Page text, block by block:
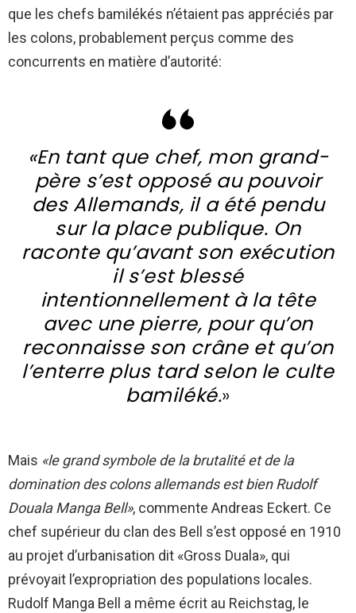
que les chefs bamilékés n’étaient pas appréciés par
les colons, probablement perçus comme des
concurrents en matière d’autorité:
«En tant que chef, mon grand-
père s’est opposé au pouvoir
des Allemands, il a été pendu
sur la place publique. On
raconte qu’avant son exécution
il s’est blessé
intentionnellement à la tête
avec une pierre, pour qu’on
reconnaisse son crâne et qu’on
l’enterre plus tard selon le culte
bamiléké.»
Mais «le grand symbole de la brutalité et de la
domination des colons allemands est bien Rudolf
Douala Manga Bell», commente Andreas Eckert. Ce
chef supérieur du clan des Bell s’est opposé en 1910
au projet d’urbanisation dit «Gross Duala», qui
prévoyait l’expropriation des populations locales.
Rudolf Manga Bell a même écrit au Reichstag, le